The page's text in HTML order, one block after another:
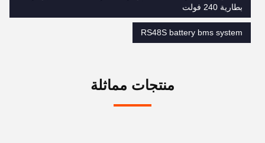
بطارية 240 فولت
RS48S battery bms system
منتجات مماثلة